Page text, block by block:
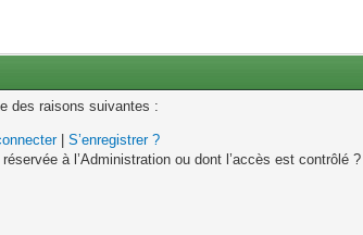
des raisons suivantes :
|S’enregistrer ?
à l’Administration ou dont l’accès est contrôlé